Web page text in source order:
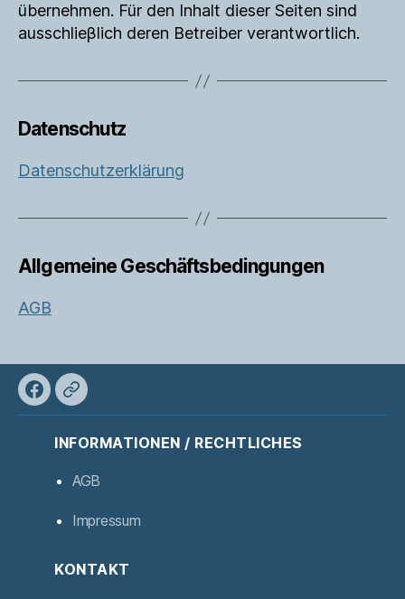
übernehmen. Für den Inhalt dieser Seiten sind
ausschlieβlich deren Betreiber verantwortlich.
Datenschutz
Datenschutzerklärung
Allgemeine Geschäftsbedingungen
AGB
Facebook
XING
INFORMATIONEN / RECHTLICHES
AGB
Impressum
KONTAKT